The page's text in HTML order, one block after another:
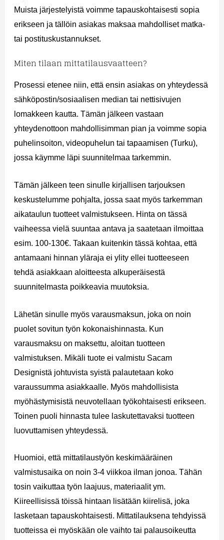
Muista järjestelyistä voimme tapauskohtaisesti sopia
erikseen ja tällöin asiakas maksaa mahdolliset matka-
tai postituskustannukset.
Miten tilaan mittatilausvaatteen?
Prosessi etenee niin, että ensin asiakas on yhteydessä
sähköpostin/sosiaalisen median tai nettisivujen
lomakkeen kautta. Tämän jälkeen vastaan
yhteydenottoon mahdollisimman pian ja voimme sopia
puhelinsoiton, videopuhelun tai tapaamisen (Turku),
jossa käymme läpi suunnitelmaa tarkemmin.
Tämän jälkeen teen sinulle kirjallisen tarjouksen
keskustelumme pohjalta, jossa saat myös tarkemman
aikataulun tuotteet valmistukseen. Hinta on tässä
vaiheessa vielä suuntaa antava ja saatetaan ilmoittaa
esim. 100-130€. Takaan kuitenkin tässä kohtaa, että
antamaani hinnan yläraja ei ylity ellei tuotteeseen
tehdä asiakkaan aloitteesta alkuperäisestä
suunnitelmasta poikkeavia muutoksia.
Lähetän sinulle myös varausmaksun, joka on noin
puolet sovitun työn kokonaishinnasta. Kun
varausmaksu on maksettu, aloitan tuotteen
valmistuksen. Mikäli tuote ei valmistu Sacam
Designistä johtuvista syistä palautetaan koko
varaussumma asiakkaalle. Myös mahdollisista
myöhästymisistä neuvotellaan työkohtaisesti erikseen.
Toinen puoli hinnasta tulee laskutettavaksi tuotteen
luovuttamisen yhteydessä.
Huomioi, että mittatilaustyön keskimääräinen
valmistusaika on noin 3-4 viikkoa ilman jonoa. Tähän
tosin vaikuttaa työn laajuus, materiaalit ym.
Kiireellisissä töissä hintaan lisätään kiirelisä, joka
lasketaan tapauskohtaisesti. Mittatilauksena tehdyissä
tuotteissa ei myöskään ole vaihto tai palausoikeutta